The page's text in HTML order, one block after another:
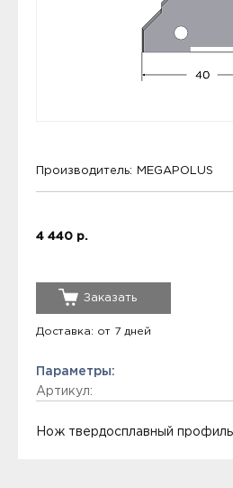
Производитель: MEGAPOLUS
4 440 р.
Заказать
Доставка: от 7 дней
Параметры:
Артикул:
Нож твердосплавный